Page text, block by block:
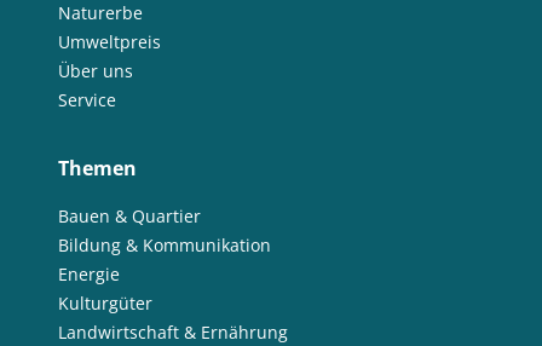
Naturerbe
Umweltpreis
Über uns
Service
Themen
Bauen & Quartier
Bildung & Kommunikation
Energie
Kulturgüter
Landwirtschaft & Ernährung